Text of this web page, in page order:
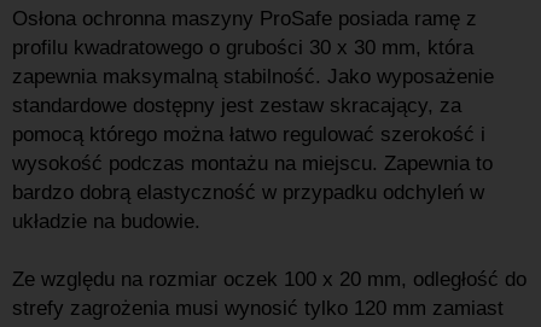
Osłona ochronna maszyny ProSafe posiada ramę z
profilu kwadratowego o grubości 30 x 30 mm, która
zapewnia maksymalną stabilność. Jako wyposażenie
standardowe dostępny jest zestaw skracający, za
pomocą którego można łatwo regulować szerokość i
wysokość podczas montażu na miejscu. Zapewnia to
bardzo dobrą elastyczność w przypadku odchyleń w
układzie na budowie.
Ze względu na rozmiar oczek 100 x 20 mm, odległość do
strefy zagrożenia musi wynosić tylko 120 mm zamiast